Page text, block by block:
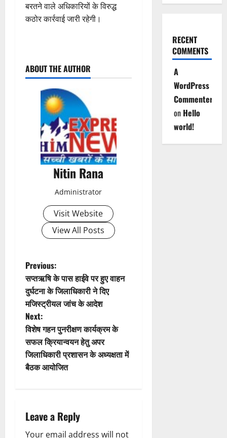
बरतने वाले अधिकारियों के विरुद्ध
कठोर कार्रवाई जारी रहेगी।
o
t
i
o
n
ABOUT THE AUTHOR
Nitin Rana
Administrator
Visit Website
View All Posts
P
o
s
t
n
a
i
Previous:
सप्तऋषि के पास हाईवे पर हुए वाहन
दुर्घटना के जिलाधिकारी ने दिए
मजिस्ट्रीयल जांच के आदेश
Next:
विशेष गहन पुनरीक्षण कार्यक्रम के
सफल क्रियान्वयन हेतु अपर
जिलाधिकारी प्रशासन के अध्यक्षता में
बैठक आयोजित
Leave a Reply
Your email address will not
RECENT
COMMENTS
A
WordPress
Commenter
on Hello
world!